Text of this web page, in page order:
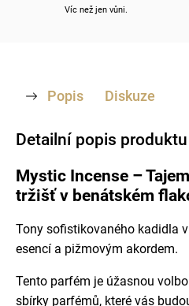
Víc než jen vůni.
Popis Diskuze
Detailní popis produktu
Mystic Incense –
tržišť v benátském
Tony sofistikovaného kadidla
esencí a pižmovým akordem.
Tento parfém je úžasnou
sbírky parfémů, které vás